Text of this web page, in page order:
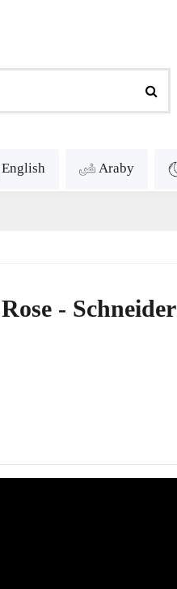
English Araby
- Schneider